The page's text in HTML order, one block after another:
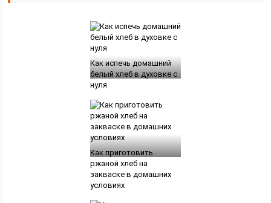
Как испечь домашний
белый хлеб в духовке с
нуля
Как приготовить
ржаной хлеб на
закваске в домашних
условиях